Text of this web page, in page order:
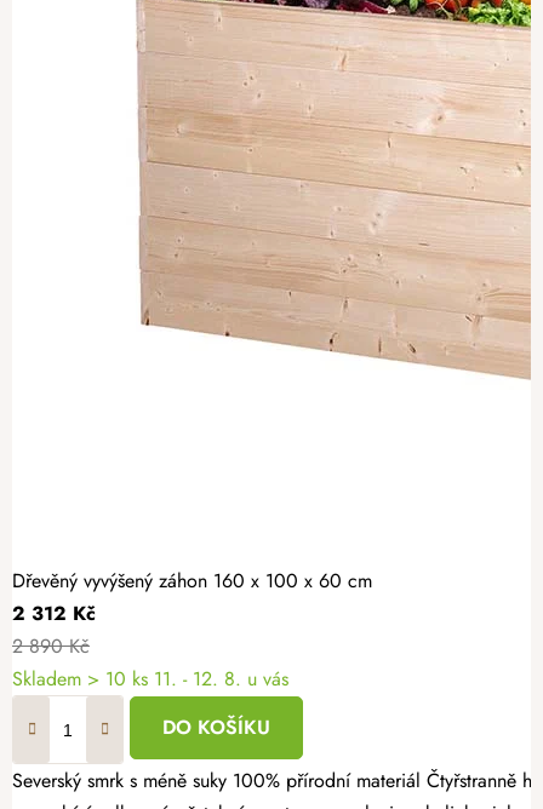
Dřevěný vyvýšený záhon 160 x 100 x 60 cm
2 312 Kč
2 890 Kč
Skladem > 10 ks 11. - 12. 8. u vás
DO KOŠÍKU
Severský smrk s méně suky 100% přírodní materiál Čtyřstranně hoblovaný masiv Dopřejte si radost z vlastní úrody a vytvořte si zahrádku přesně podle svých představ. Dřevěný vyvýšený záhon 160 × 100 × 60